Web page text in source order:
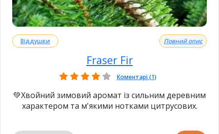
Віддушки Повний опис
Fraser Fir
Коментарі (1)
💚Хвойний зимовий аромат із сильним деревним
характером та м'якими нотками цитрусових.